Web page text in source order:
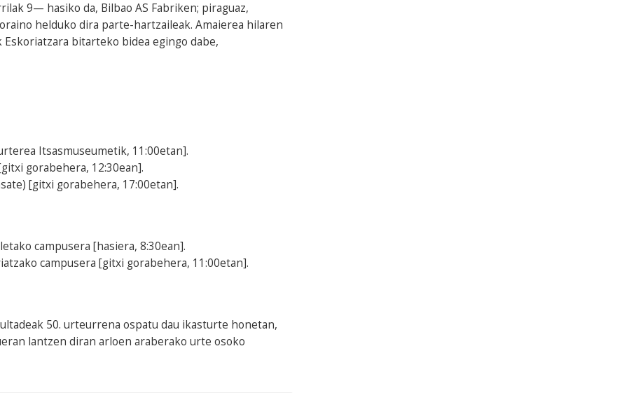
9— hasiko da, Bilbao AS Fabriken; piraguaz,
helduko dira parte-hartzaileak. Amaierea hilaren
bitarteko bidea egingo dabe,
Itsasmuseumetik, 11:00etan].
gorabehera, 12:30ean].
[gitxi gorabehera, 17:00etan].
campusera [hasiera, 8:30ean].
campusera [gitxi gorabehera, 11:00etan].
50. urteurrena ospatu dau ikasturte honetan,
lantzen diran arloen araberako urte osoko